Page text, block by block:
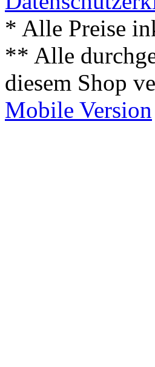
* Alle Preise
** Alle
diesem Shop
Mobile Version